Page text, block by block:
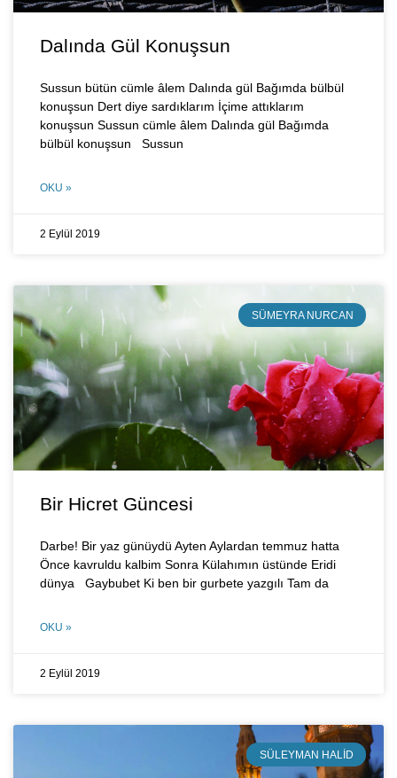
Dalında Gül Konuşsun
Sussun bütün cümle âlem Dalında gül Bağımda bülbül
konuşsun Dert diye sardıklarım İçime attıklarım
konuşsun Sussun cümle âlem Dalında gül Bağımda
bülbül konuşsun Sussun
OKU »
2 Eylül 2019
SÜMEYRA NURCAN
Bir Hicret Güncesi
Darbe! Bir yaz günüydü Ayten Aylardan temmuz hatta
Önce kavruldu kalbim Sonra Külahımın üstünde Eridi
dünya Gaybubet Ki ben bir gurbete yazgılı Tam da
OKU »
2 Eylül 2019
SÜLEYMAN HALID